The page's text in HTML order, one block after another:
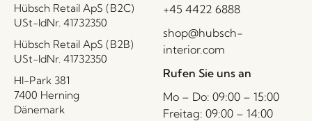
Hübsch Retail ApS (B2C)
USt-IdNr. 41732350
Hübsch Retail ApS (B2B)
USt-IdNr. 41732350
HI-Park 381
7400 Herning
Dänemark
+45 4422 6888
shop@hubsch-
interior.com
Rufen Sie uns an
Mo – Do: 09:00 – 15:00
Freitag: 09:00 – 14:00